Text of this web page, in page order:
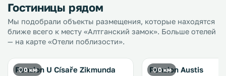
Гостиницы рядом
Мы подобрали объекты размещения, которые находятся
ближе всего к месту «Алтганский замок». Больше отелей
— на карте «Отели поблизости».
0 км
Penzion U Císaře Zikmunda 0 км
Penzion Austis